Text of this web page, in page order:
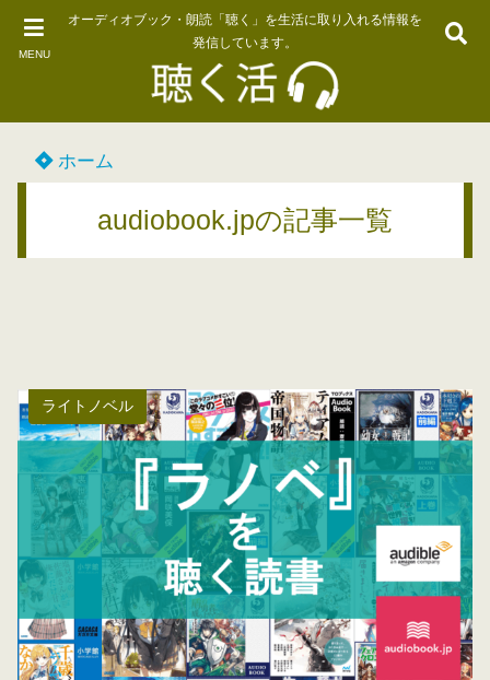
MENU
オーディオブック・朗読「聴く」を生活に取り入れる情報を
発信しています。
ホーム
audiobook.jpの記事一覧
ライトノベル